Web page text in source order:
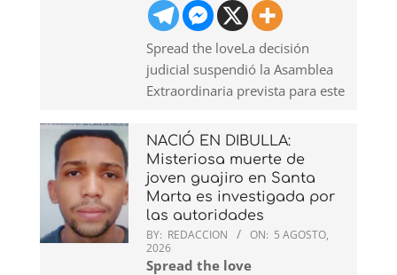
Spread the loveLa decisión
judicial suspendió la Asamblea
Extraordinaria prevista para este
NACIÓ EN DIBULLA:
Misteriosa muerte de
joven guajiro en Santa
Marta es investigada por
las autoridades
BY: REDACCION ON: 5 AGOSTO,
2026
Spread the love